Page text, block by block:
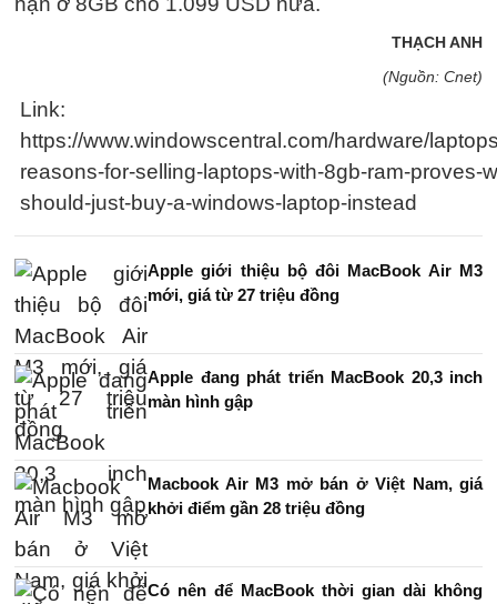
THẠCH ANH
(Nguồn: Cnet)
Link:
https://www.windowscentral.com/hardware/
reasons-for-selling-laptops-with-8gb-ram-proves-
should-just-buy-a-windows-laptop-instead
Apple giới thiệu bộ đôi MacBook Air M3
mới, giá từ 27 triệu đồng
Apple đang phát triển MacBook 20,3 inch
màn hình gập
Macbook Air M3 mở bán ở Việt Nam, giá
khởi điểm gần 28 triệu đồng
Có nên để MacBook thời gian dài không